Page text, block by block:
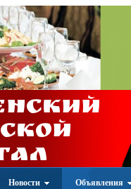
Новости Объявления